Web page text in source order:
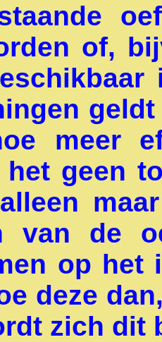
of,
meer
geen
van de
op het
deze
zich dit